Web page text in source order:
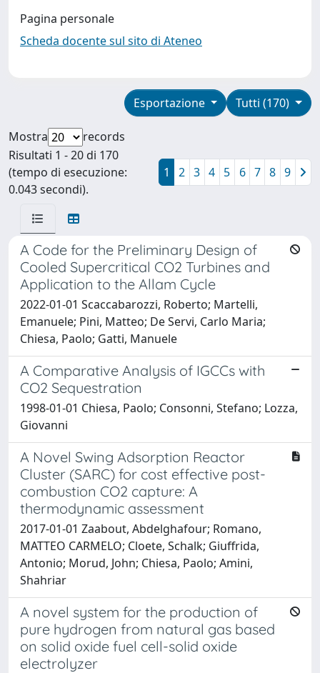
Pagina personale
Scheda docente sul sito di Ateneo
Tutti (170)
Esportazione
Mostra
records
Risultati 1 - 20 di 170
(tempo di esecuzione:
0.043 secondi).
1 2 3 4 5 6 7 8 9
A Code for the Preliminary Design of
Cooled Supercritical CO2 Turbines and
Application to the Allam Cycle
2022-01-01 Scaccabarozzi, Roberto; Martelli,
Emanuele; Pini, Matteo; De Servi, Carlo Maria;
Chiesa, Paolo; Gatti, Manuele
A Comparative Analysis of IGCCs with
CO2 Sequestration
1998-01-01 Chiesa, Paolo; Consonni, Stefano; Lozza,
Giovanni
A Novel Swing Adsorption Reactor
Cluster (SARC) for cost effective post-
combustion CO2 capture: A
thermodynamic assessment
2017-01-01 Zaabout, Abdelghafour; Romano,
MATTEO CARMELO; Cloete, Schalk; Giuffrida,
Antonio; Morud, John; Chiesa, Paolo; Amini,
Shahriar
A novel system for the production of
pure hydrogen from natural gas based
on solid oxide fuel cell-solid oxide
electrolyzer